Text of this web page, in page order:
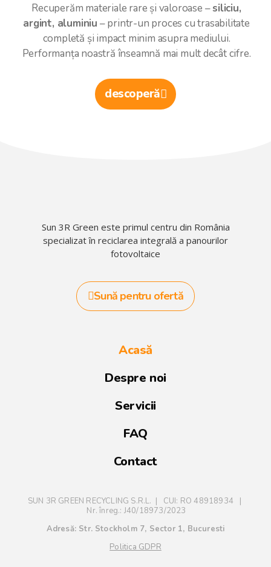
Recuperăm materiale rare și valoroase –siliciu,
argint, aluminiu – printr-un proces cu trasabilitate
completă și impact minim asupra mediului.
Performanța noastră înseamnă mai mult decât cifre.
descoperă
Sun 3R Green este primul centru din România
specializat în reciclarea integrală a panourilor
fotovoltaice
Sună pentru ofertă
Acasă
Despre noi
Servicii
FAQ
Contact
SUN 3R GREEN RECYCLING S.R.L. | CUI: RO 48918934 |
Nr. înreg.: J40/18973/2023
Adresă: Str. Stockholm 7, Sector 1, Bucuresti
Politica GDPR